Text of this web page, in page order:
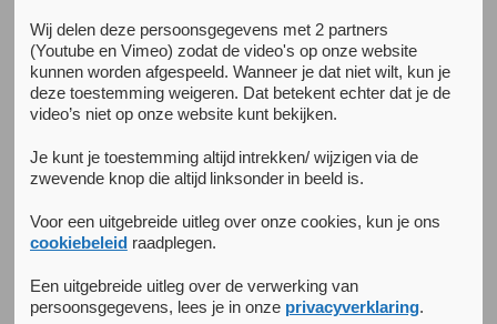
Preventieve interventies door gokaanbieders bij
risicovol gokgedrag: wat zegt de wetenschap?
Het Nederlandse kansspelbeleid verplicht aanbieders om
risicovol gokgedrag te signaleren en preventieve
interventies in te zetten. Maar hoe stevig is de
wetenschappelijke onderbouwing ervan? In een
systematisch literatuuronderzoek onderzochten Judith
Marije Kaag (VU) en Pim Widdershoven (VU) welke
preventieve interventies zijn onderzocht en wat bekend is
over hun effectiviteit.
Wij delen deze persoonsgegevens met 2 partners
(Youtube en Vimeo) zodat de video's op onze website
kunnen worden afgespeeld. Wanneer je dat niet wilt, kun je
deze toestemming weigeren. Dat betekent echter dat je de
video’s niet op onze website kunt bekijken.
Je kunt je toestemming altijd intrekken/ wijzigen via de
zwevende knop die altijd linksonder in beeld is.
Voor een uitgebreide uitleg over onze cookies, kun je ons
cookiebeleidraadplegen.
Een uitgebreide uitleg over de verwerking van
persoonsgegevens, lees je in onze privacyverklaring.